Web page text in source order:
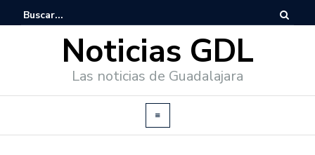
Noticias GDL
Las noticias de Guadalajara